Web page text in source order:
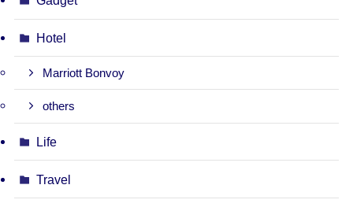
Hotel
Marriott Bonvoy
others
Life
Travel